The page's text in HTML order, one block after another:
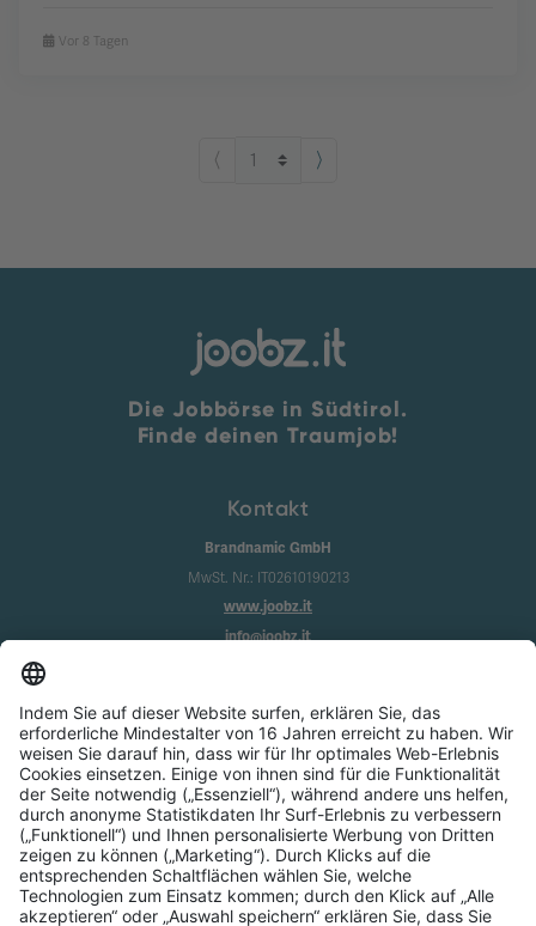
Vor 8 Tagen
⟨ ⟩
Die Jobbörse in Südtirol.
Finde deinen Traumjob!
Kontakt
Brandnamic GmbH
MwSt. Nr.: IT02610190213
www.joobz.it
info@joobz.it
Impressum
Datenschutz
AGB
Cookie-Einstellungen
Service
Über uns